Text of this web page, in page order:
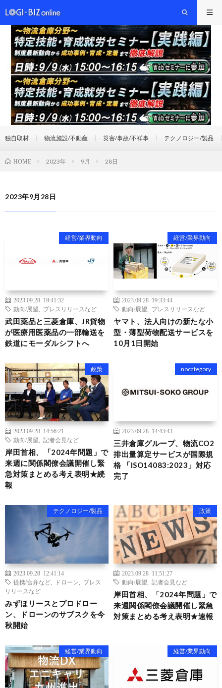
独自取材 物流施設/不動産 災害/事故/不祥事 テクノロジー/製品
HOME 2023年 9月 28日
2023年9月28日
経営/業界動向
2023.09.28 19:41:32
動向/展望
プレスリリースなど
武田薬品と三菱倉庫、JR貨物
が医療用医薬品の一部輸送を
鉄道にモーダルシフトへ
経営/業界動向
2023.09.28 19:33:44
動向/展望
プレスリリースなど
ヤマト、法人向けの新たな小
型・薄型荷物配送サービスを
10月1日開始
政策
2023.09.28 14:56:21
動向/展望
記者会見など
岸田首相、「2024年問題」で
来週に関係閣僚会議開催し緊
急対策まとめる考え表明★続
報
nocategory
2023.09.28 14:43:43
三井倉庫グループ、物流CO2
排出量算定サービスが国際規
格 「ISO14083:2023」対応
完了
テクノロジー/製品
2023.09.28 12:41:14
提携/合弁など
ドローン
プレス
リリースなど
みずほリースとプロドロー
ン、ドローンのサブスクを今
秋開始
政策
2023.09.28 11:51:27
動向/展望
記者会見など
岸田首相、「2024年問題」で
来週関係閣僚会議開催し緊急
対策まとめる考え表明★速報
経営/業界動向 経営/業界動向